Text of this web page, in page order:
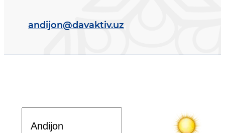
andijon@davaktiv.uz